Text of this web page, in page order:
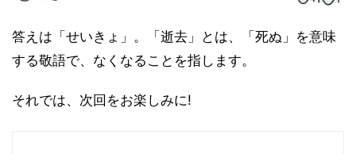
答えは「せいきょ」。「逝去」とは、「死ぬ」を意味
する敬語で、なくなることを指します。
それでは、次回をお楽しみに!